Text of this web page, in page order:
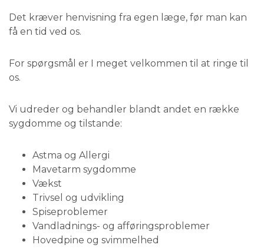
Det kræver henvisning fra egen læge, før man kan
få en tid ved os.
For spørgsmål er I meget velkommen til at ringe til
os.
Vi udreder og behandler blandt andet en række
sygdomme og tilstande:
Astma og Allergi
Mavetarm sygdomme
Vækst
Trivsel og udvikling
Spiseproblemer
Vandladnings- og afføringsproblemer
Hovedpine og svimmelhed